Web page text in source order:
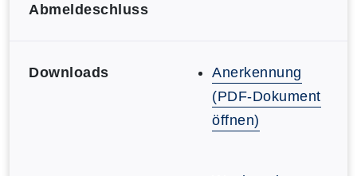
Abmeldeschluss
Downloads
Anerkennung
(PDF-Dokument
öffnen)